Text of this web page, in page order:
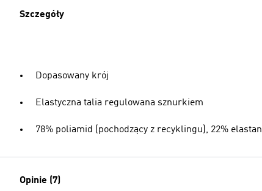
Szczegóły
Dopasowany krój
Elastyczna talia regulowana sznurkiem
78% poliamid (pochodzący z recyklingu), 22% elastan
Opinie (7)